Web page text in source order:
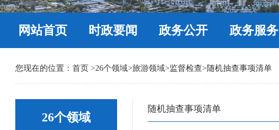
网站首页 时政要闻 政务公开 政务服务
您现在的位置： 首页 >26个领域>旅游领域>监督检查>随机抽查事项清单
26个领域
随机抽查事项清单